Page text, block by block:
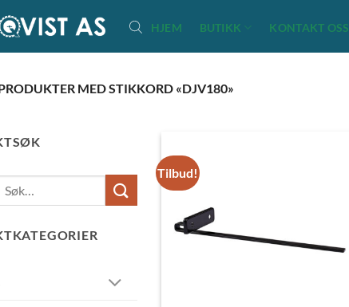
HJEM BUTIKK KONTAKT OSS
MED STIKKORD «DJV180»
Søk
Tilbud!